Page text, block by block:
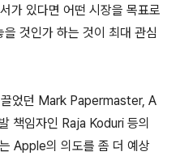
가 있다면 어떤 시장을 목표로
것인가 하는 것이 최대 관심
었던 Mark Papermaster, A
책임자인 Raja Koduri 등의
Apple의 의도를 좀 더 예상